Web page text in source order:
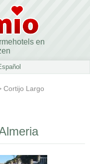
en
Cortijo Largo